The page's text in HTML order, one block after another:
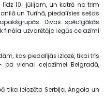
10. jūlijam, un katrā no trim
un Turīnā, piedalīsies sešas
Divas spēcīgākās
fināla uzvarētāja iegūs ceļazīmi
kas piedalījās izlozē, tikai trīs
pa vienai ceļazīmei Belgradā,
tika ielozēta Serbija, Angola un